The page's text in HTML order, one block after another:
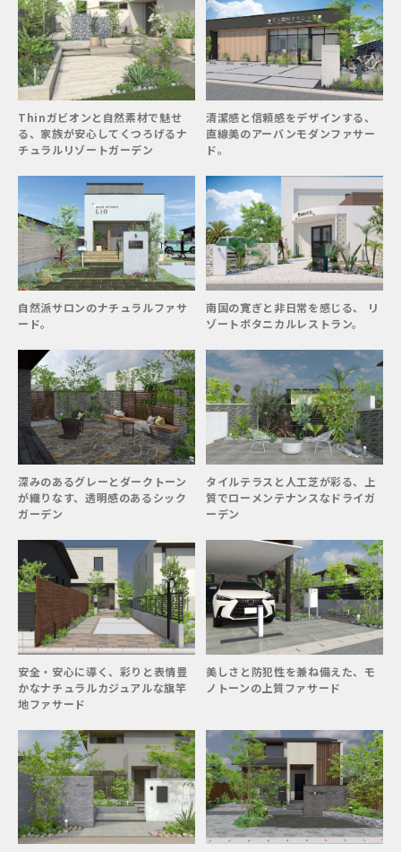
Thinガビオンと自然素材で魅せ
る、家族が安心してくつろげるナ
チュラルリゾートガーデン
清潔感と信頼感をデザインする、
直線美のアーバンモダンファサー
ド。
自然派サロンのナチュラルファサ
ード。
南国の寛ぎと非日常を感じる、 リ
ゾートボタニカルレストラン。
深みのあるグレーとダークトーン
が織りなす、透明感のあるシック
ガーデン
タイルテラスと人工芝が彩る、上
質でローメンテナンスなドライガ
ーデン
安全・安心に導く、彩りと表情豊
かなナチュラルカジュアルな旗竿
地ファサード
美しさと防犯性を兼ね備えた、モ
ノトーンの上質ファサード